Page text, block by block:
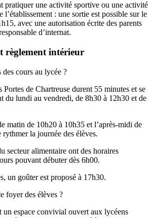
pratiquer une activité sportive ou une activité
l’établissement : une sortie est possible sur le
avec une autorisation écrite des parents
d’internat.
règlement intérieur
cours au lycée ?
de Chartreuse durent 55 minutes et se
du lundi au vendredi, de 8h30 à 12h30 et de
matin de 10h20 à 10h35 et l’après-midi de
la journée des élèves.
secteur alimentaire ont des horaires
pouvant débuter dès 6h00.
un goûter est proposé à 17h30.
foyer des élèves ?
un espace convivial ouvert aux lycéens